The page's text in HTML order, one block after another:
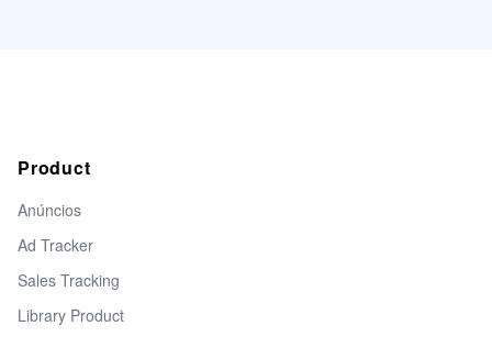
Product
Anúncios
Ad Tracker
Sales Tracking
Library Product